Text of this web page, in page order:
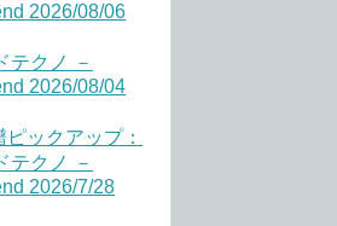
2026/08/06
テクノ －
2026/08/04
ックアップ：
テクノ －
2026/7/28